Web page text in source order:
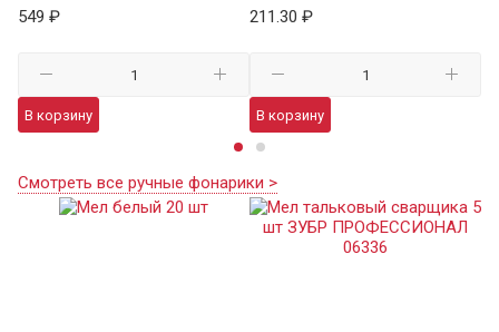
549 ₽
В корзину
211.30 ₽
В корзину
Смотреть все ручные фонарики >